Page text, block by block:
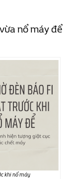
nổ máy để
khi nổ máy